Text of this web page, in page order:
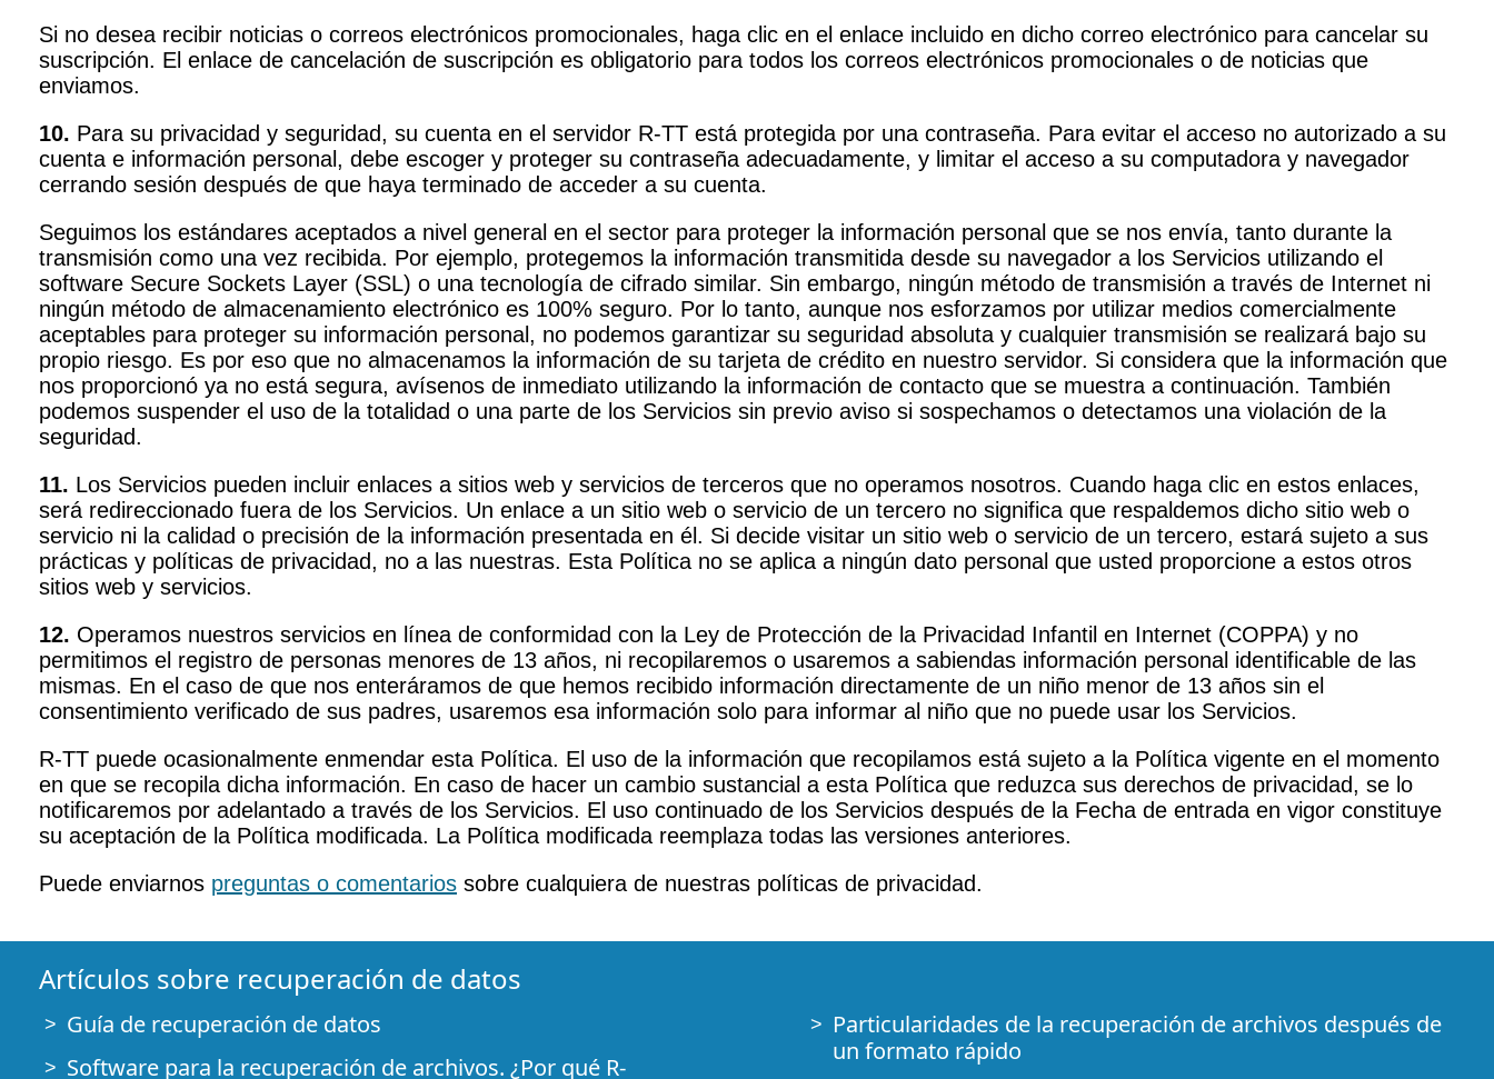
Si no desea recibir noticias o correos electrónicos promocionales, haga clic en el enlace incluido en dicho correo electrónico para cancelar su
suscripción. El enlace de cancelación de suscripción es obligatorio para todos los correos electrónicos promocionales o de noticias que
enviamos.
10. Para su privacidad y seguridad, su cuenta en el servidor R-TT está protegida por una contraseña. Para evitar el acceso no autorizado a su
cuenta e información personal, debe escoger y proteger su contraseña adecuadamente, y limitar el acceso a su computadora y navegador
cerrando sesión después de que haya terminado de acceder a su cuenta.
Seguimos los estándares aceptados a nivel general en el sector para proteger la información personal que se nos envía, tanto durante la
transmisión como una vez recibida. Por ejemplo, protegemos la información transmitida desde su navegador a los Servicios utilizando el
software Secure Sockets Layer (SSL) o una tecnología de cifrado similar. Sin embargo, ningún método de transmisión a través de Internet ni
ningún método de almacenamiento electrónico es 100% seguro. Por lo tanto, aunque nos esforzamos por utilizar medios comercialmente
aceptables para proteger su información personal, no podemos garantizar su seguridad absoluta y cualquier transmisión se realizará bajo su
propio riesgo. Es por eso que no almacenamos la información de su tarjeta de crédito en nuestro servidor. Si considera que la información que
nos proporcionó ya no está segura, avísenos de inmediato utilizando la información de contacto que se muestra a continuación. También
podemos suspender el uso de la totalidad o una parte de los Servicios sin previo aviso si sospechamos o detectamos una violación de la
seguridad.
11. Los Servicios pueden incluir enlaces a sitios web y servicios de terceros que no operamos nosotros. Cuando haga clic en estos enlaces,
será redireccionado fuera de los Servicios. Un enlace a un sitio web o servicio de un tercero no significa que respaldemos dicho sitio web o
servicio ni la calidad o precisión de la información presentada en él. Si decide visitar un sitio web o servicio de un tercero, estará sujeto a sus
prácticas y políticas de privacidad, no a las nuestras. Esta Política no se aplica a ningún dato personal que usted proporcione a estos otros
sitios web y servicios.
12. Operamos nuestros servicios en línea de conformidad con la Ley de Protección de la Privacidad Infantil en Internet (COPPA) y no
permitimos el registro de personas menores de 13 años, ni recopilaremos o usaremos a sabiendas información personal identificable de las
mismas. En el caso de que nos enteráramos de que hemos recibido información directamente de un niño menor de 13 años sin el
consentimiento verificado de sus padres, usaremos esa información solo para informar al niño que no puede usar los Servicios.
R-TT puede ocasionalmente enmendar esta Política. El uso de la información que recopilamos está sujeto a la Política vigente en el momento
en que se recopila dicha información. En caso de hacer un cambio sustancial a esta Política que reduzca sus derechos de privacidad, se lo
notificaremos por adelantado a través de los Servicios. El uso continuado de los Servicios después de la Fecha de entrada en vigor constituye
su aceptación de la Política modificada. La Política modificada reemplaza todas las versiones anteriores.
Puede enviarnos preguntas o comentarios sobre cualquiera de nuestras políticas de privacidad.
Artículos sobre recuperación de datos
Guía de recuperación de datos
Software para la recuperación de archivos. ¿Por qué R-
Particularidades de la recuperación de archivos después de
un formato rápido